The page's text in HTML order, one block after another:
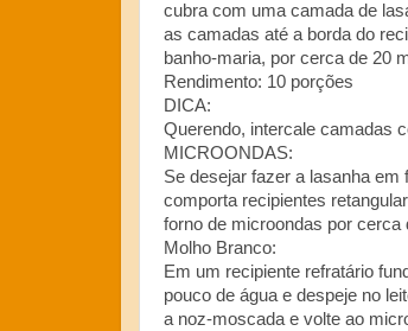
cubra com uma camada de
as camadas até a borda do
banho-maria, por cerca de 20
Rendimento: 10 porções
DICA:
Querendo, intercale camadas
MICROONDAS:
Se desejar fazer a lasanha
comporta recipientes
forno de microondas por cerca
Molho Branco:
Em um recipiente refratário
pouco de água e despeje no
a noz-moscada e volte ao